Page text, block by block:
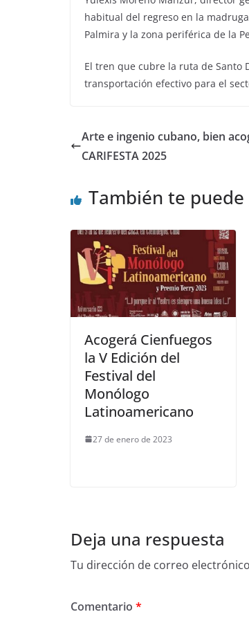
habitual del regreso en la
Palmira y la zona periférica de la
El tren que cubre la ruta de Santo
transportación efectivo para el
Arte e ingenio cubano, bien
CARIFESTA 2025
También te
Acogerá Cienfuegos
la V Edición del
Festival del
Monólogo
Latinoamericano
27 de enero de 2023
Deja una respuesta
Tu dirección de correo
Comentario *